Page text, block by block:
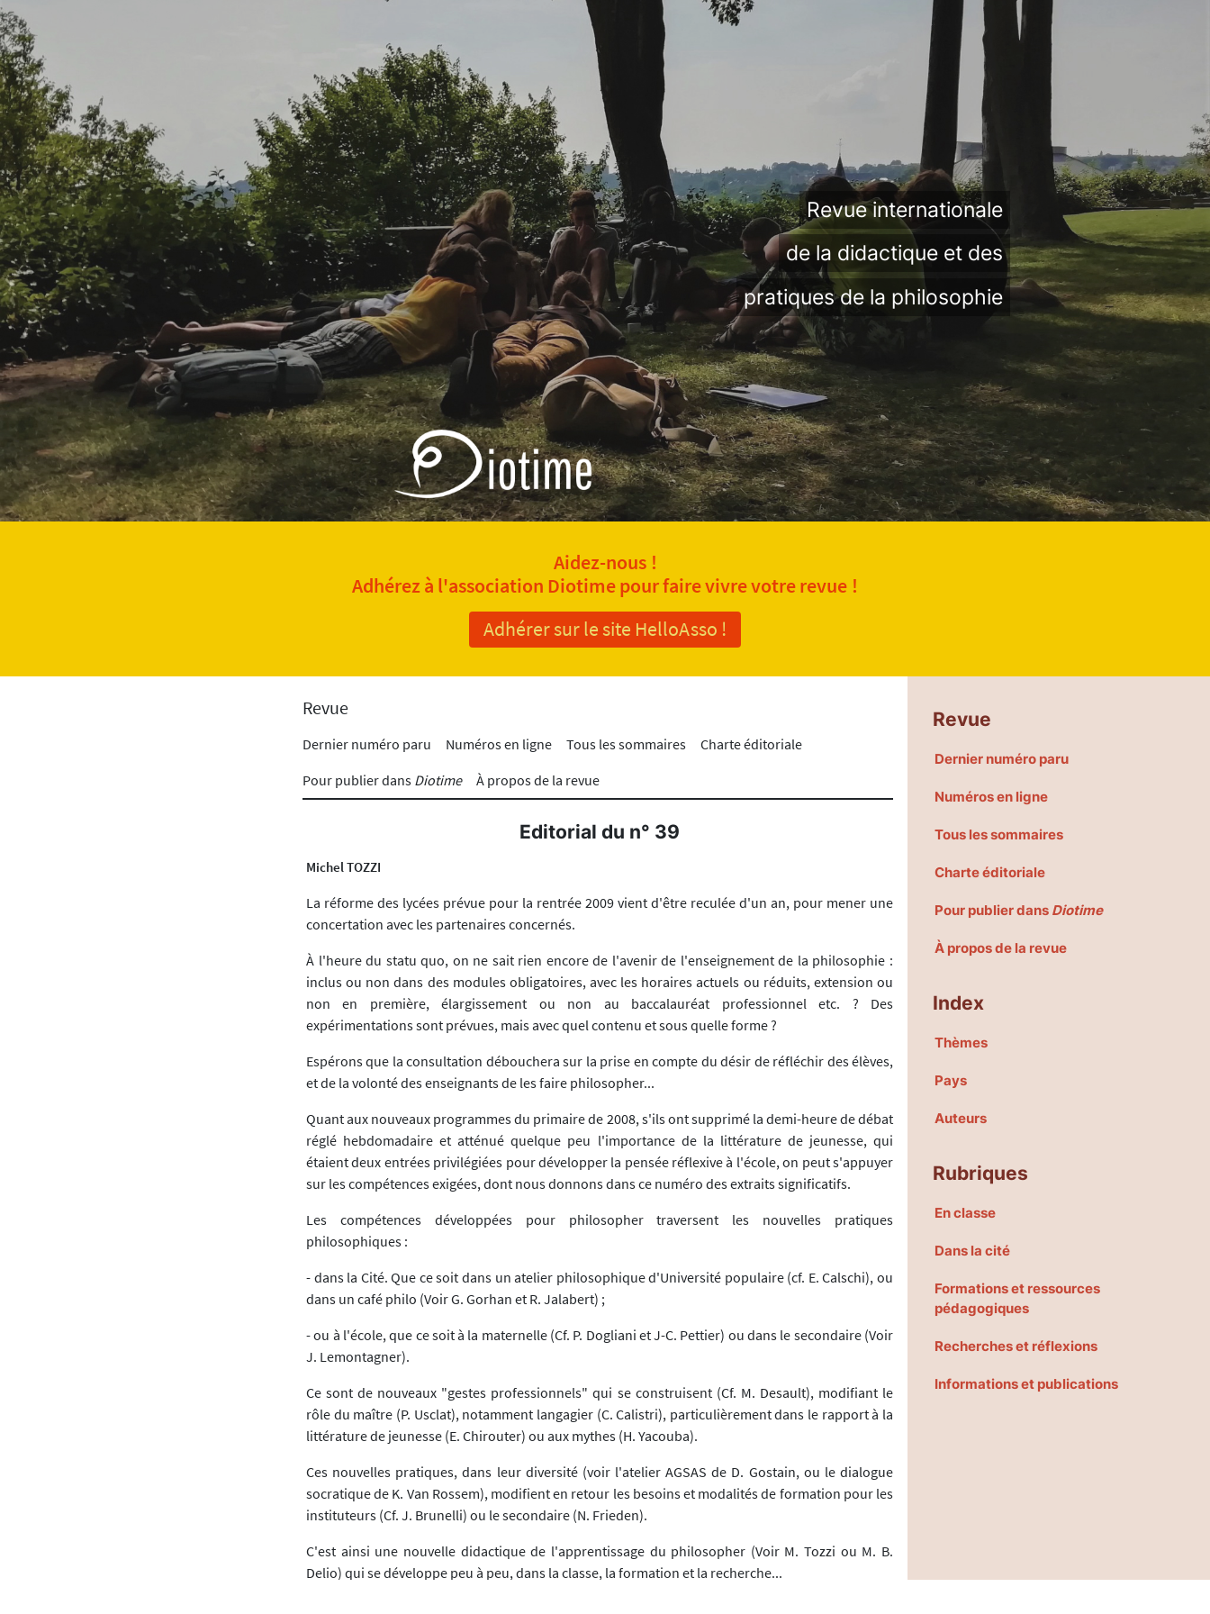
Revue internationale
de la didactique et des
pratiques de la philosophie
Aidez-nous !
Adhérez à l'association Diotime pour faire vivre votre revue !
Adhérer sur le site HelloAsso !
Revue
Dernier numéro paru Numéros en ligne Tous les sommaires
Charte éditoriale
Pour publier dans Diotime À propos de la revue
Editorial du n° 39
Michel TOZZI
La réforme des lycées prévue pour la rentrée 2009 vient d'être reculée d'un an, pour mener une
concertation avec les partenaires concernés.
À l'heure du statu quo, on ne sait rien encore de l'avenir de l'enseignement de la philosophie :
inclus ou non dans des modules obligatoires, avec les horaires actuels ou réduits, extension ou
non en première, élargissement ou non au baccalauréat professionnel etc. ? Des
expérimentations sont prévues, mais avec quel contenu et sous quelle forme ?
Espérons que la consultation débouchera sur la prise en compte du désir de réfléchir des élèves,
et de la volonté des enseignants de les faire philosopher...
Quant aux nouveaux programmes du primaire de 2008, s'ils ont supprimé la demi-heure de débat
réglé hebdomadaire et atténué quelque peu l'importance de la littérature de jeunesse, qui
étaient deux entrées privilégiées pour développer la pensée réflexive à l'école, on peut s'appuyer
sur les compétences exigées, dont nous donnons dans ce numéro des extraits significatifs.
Les compétences développées pour philosopher traversent les nouvelles pratiques
philosophiques :
- dans la Cité. Que ce soit dans un atelier philosophique d'Université populaire (cf. E. Calschi), ou
dans un café philo (Voir G. Gorhan et R. Jalabert) ;
- ou à l'école, que ce soit à la maternelle (Cf. P. Dogliani et J-C. Pettier) ou dans le secondaire (Voir
J. Lemontagner).
Ce sont de nouveaux "gestes professionnels" qui se construisent (Cf. M. Desault), modifiant le
rôle du maître (P. Usclat), notamment langagier (C. Calistri), particulièrement dans le rapport à la
littérature de jeunesse (E. Chirouter) ou aux mythes (H. Yacouba).
Ces nouvelles pratiques, dans leur diversité (voir l'atelier AGSAS de D. Gostain, ou le dialogue
socratique de K. Van Rossem), modifient en retour les besoins et modalités de formation pour les
instituteurs (Cf. J. Brunelli) ou le secondaire (N. Frieden).
C'est ainsi une nouvelle didactique de l'apprentissage du philosopher (Voir M. Tozzi ou M. B.
Delio) qui se développe peu à peu, dans la classe, la formation et la recherche...
Revue
Dernier numéro paru
Numéros en ligne
Tous les sommaires
Charte éditoriale
Pour publier dans Diotime
À propos de la revue
Index
Thèmes
Pays
Auteurs
Rubriques
En classe
Dans la cité
Formations et ressources
pédagogiques
Recherches et réflexions
Informations et publications